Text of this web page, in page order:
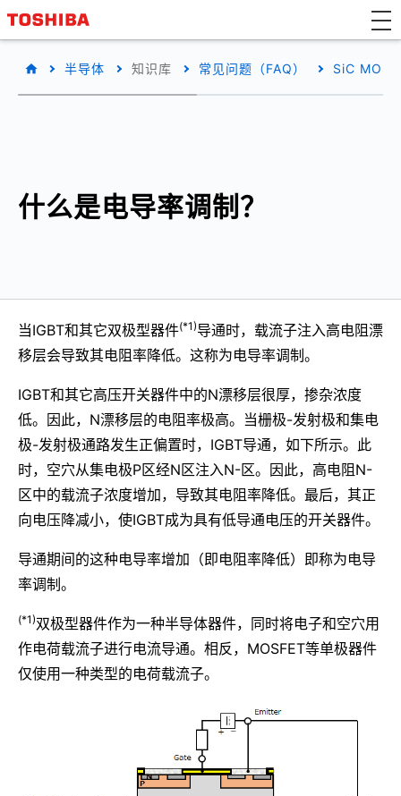
半导体 知识库 常见问题（FAQ） SiC
什么是电导率调制？
当IGBT和其它双极型器件(*1)导通时，载流子注入高电阻漂
移层会导致其电阻率降低。这称为电导率调制。
IGBT和其它高压开关器件中的N漂移层很厚，掺杂浓度
低。因此，N漂移层的电阻率极高。当栅极-发射极和集电
极-发射极通路发生正偏置时，IGBT导通，如下所示。此
时，空穴从集电极P区经N区注入N-区。因此，高电阻N-
区中的载流子浓度增加，导致其电阻率降低。最后，其正
向电压降减小，使IGBT成为具有低导通电压的开关器件。
导通期间的这种电导率增加（即电阻率降低）即称为电导
率调制。
(*1)双极型器件作为一种半导体器件，同时将电子和空穴用
作电荷载流子进行电流导通。相反，MOSFET等单极器件
仅使用一种类型的电荷载流子。